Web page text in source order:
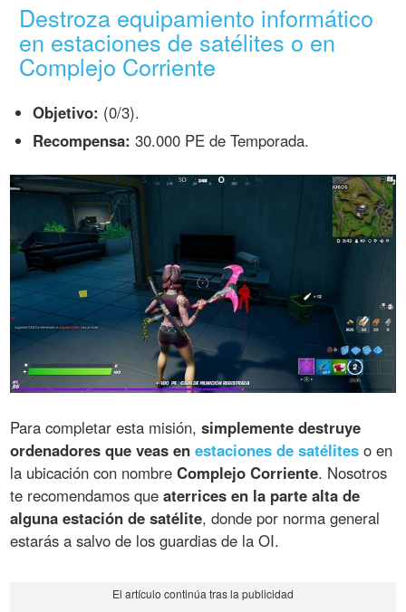
Destroza equipamiento informático
en estaciones de satélites o en
Complejo Corriente
Objetivo: (0/3).
Recompensa: 30.000 PE de Temporada.
Para completar esta misión,simplemente destruye
ordenadores que veas enestaciones de satélites o en
la ubicación con nombreComplejo Corriente. Nosotros
te recomendamos queaterrices en la parte alta de
alguna estación de satélite, donde por norma general
estarás a salvo de los guardias de la OI.